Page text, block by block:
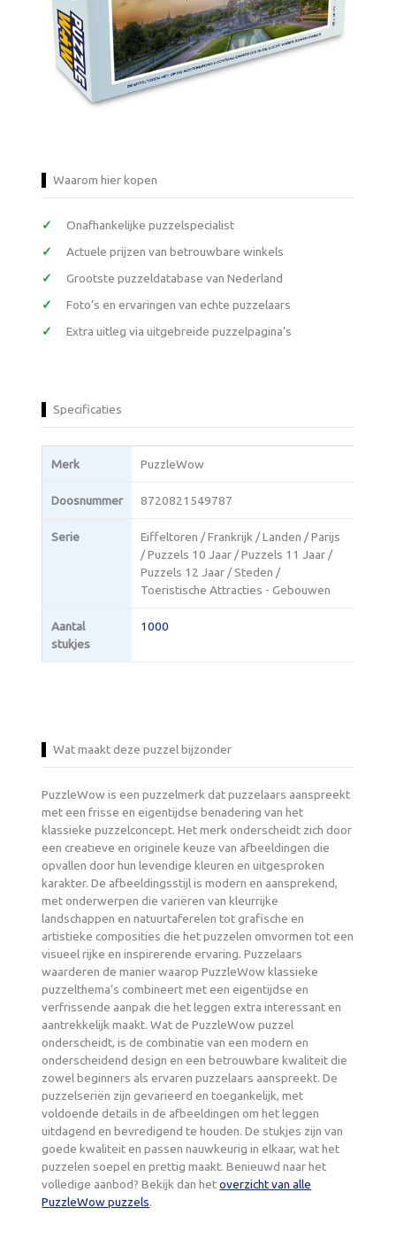
Waarom hier kopen
Onafhankelijke puzzelspecialist
Actuele prijzen van betrouwbare winkels
Grootste puzzeldatabase van Nederland
Foto’s en ervaringen van echte puzzelaars
Extra uitleg via uitgebreide puzzelpagina’s
Specificaties
Merk PuzzleWow
Doosnummer 8720821549787
Serie
Eiffeltoren / Frankrijk / Landen / Parijs
/ Puzzels 10 Jaar / Puzzels 11 Jaar /
Puzzels 12 Jaar / Steden /
Toeristische Attracties - Gebouwen
Aantal
stukjes
1000
Wat maakt deze puzzel bijzonder
PuzzleWow is een puzzelmerk dat puzzelaars aanspreekt
met een frisse en eigentijdse benadering van het
klassieke puzzelconcept. Het merk onderscheidt zich door
een creatieve en originele keuze van afbeeldingen die
opvallen door hun levendige kleuren en uitgesproken
karakter. De afbeeldingsstijl is modern en aansprekend,
met onderwerpen die variëren van kleurrijke
landschappen en natuurtaferelen tot grafische en
artistieke composities die het puzzelen omvormen tot een
visueel rijke en inspirerende ervaring. Puzzelaars
waarderen de manier waarop PuzzleWow klassieke
puzzelthema’s combineert met een eigentijdse en
verfrissende aanpak die het leggen extra interessant en
aantrekkelijk maakt. Wat de PuzzleWow puzzel
onderscheidt, is de combinatie van een modern en
onderscheidend design en een betrouwbare kwaliteit die
zowel beginners als ervaren puzzelaars aanspreekt. De
puzzelseriën zijn gevarieerd en toegankelijk, met
voldoende details in de afbeeldingen om het leggen
uitdagend en bevredigend te houden. De stukjes zijn van
goede kwaliteit en passen nauwkeurig in elkaar, wat het
puzzelen soepel en prettig maakt. Benieuwd naar het
volledige aanbod? Bekijk dan hetoverzicht van alle
PuzzleWow puzzels.